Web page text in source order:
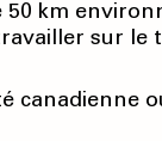
50 km
sur le
canadienne